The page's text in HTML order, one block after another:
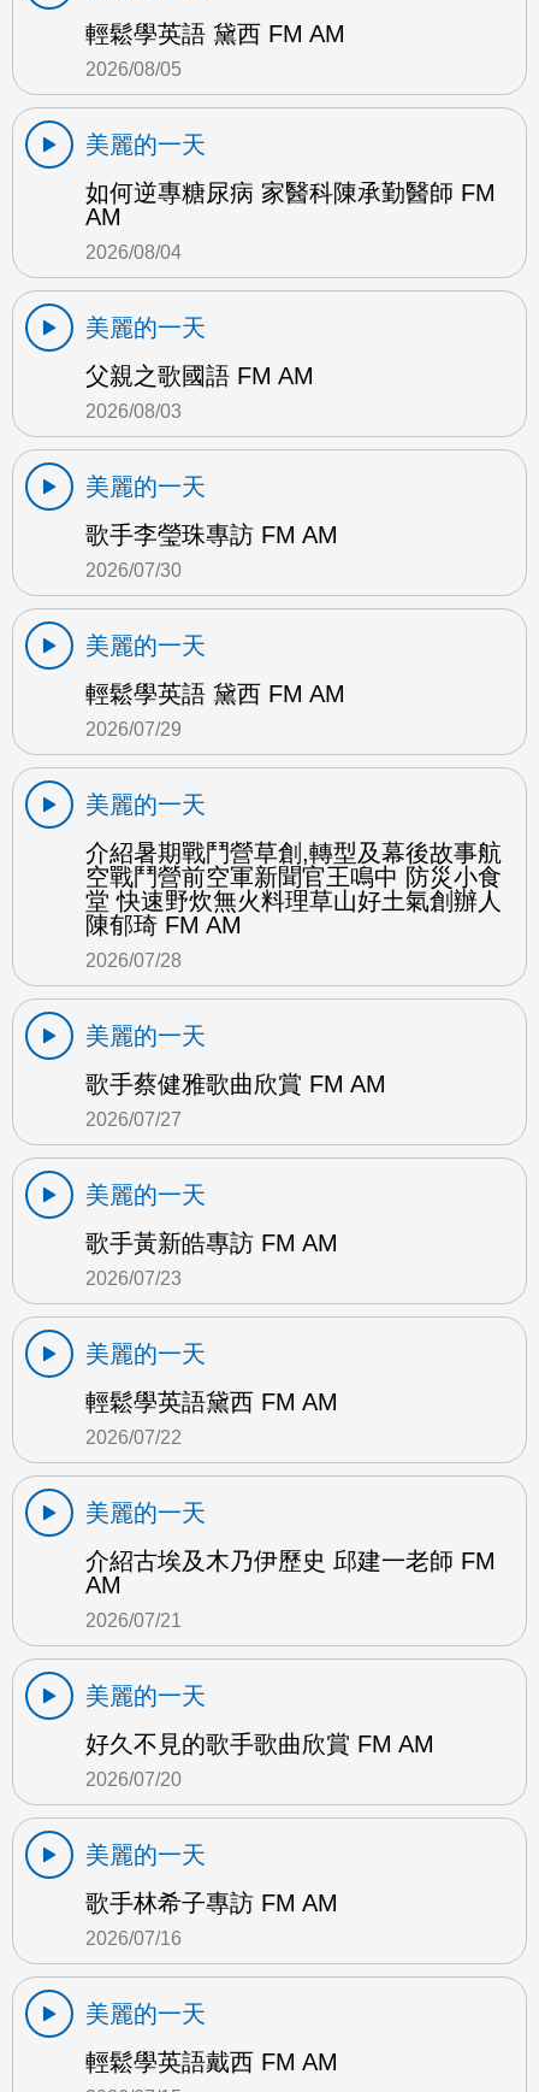
輕鬆學英語 黛西 FM AM
2026/08/05
美麗的一天
如何逆專糖尿病 家醫科陳承勤醫師 FM
AM
2026/08/04
美麗的一天
父親之歌國語 FM AM
2026/08/03
美麗的一天
歌手李瑩珠專訪 FM AM
2026/07/30
美麗的一天
輕鬆學英語 黛西 FM AM
2026/07/29
美麗的一天
介紹暑期戰鬥營草創,轉型及幕後故事航
空戰鬥營前空軍新聞官王鳴中 防災小食
堂 快速野炊無火料理草山好土氣創辦人
陳郁琦 FM AM
2026/07/28
美麗的一天
歌手蔡健雅歌曲欣賞 FM AM
2026/07/27
美麗的一天
歌手黃新皓專訪 FM AM
2026/07/23
美麗的一天
輕鬆學英語黛西 FM AM
2026/07/22
美麗的一天
介紹古埃及木乃伊歷史 邱建一老師 FM
AM
2026/07/21
美麗的一天
好久不見的歌手歌曲欣賞 FM AM
2026/07/20
美麗的一天
歌手林希子專訪 FM AM
2026/07/16
美麗的一天
輕鬆學英語戴西 FM AM